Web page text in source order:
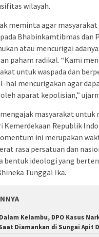
wilayah.
meminta agar masyarakat
Bhabinkamtibmas dan
atau mencurigai
paham radikal. “Kami
untuk waspada dan
hal mencurigakan agar
aparat kepolisian,”
masyarakat untuk
Republik
ini merupakan
rasa persatuan dan
bentuk ideologi yang
Tunggal Ika.
Kelambu, DPO Kasus
Diamankan di Sungai Apit